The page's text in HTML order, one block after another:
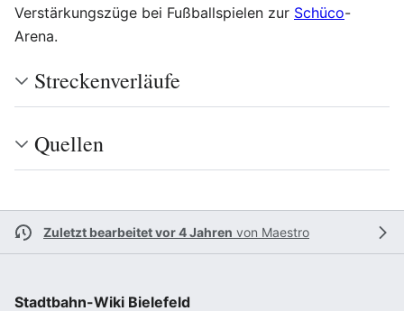
Verstärkungszüge bei Fußballspielen zur Schüco-
Arena.
Streckenverläufe
Quellen
Zuletzt bearbeitet vor 4 Jahren von Maestro
Stadtbahn-Wiki Bielefeld